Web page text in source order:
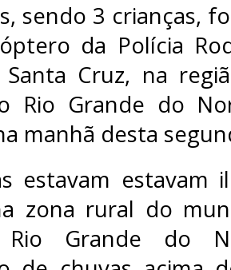
sendo 3 crianças,
da Polícia
Santa Cruz, na
Rio Grande do
manhã desta
estavam estavam
zona rural do
Grande do